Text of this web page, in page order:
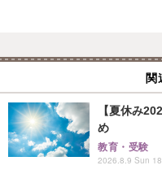
関
【夏休み
め
教育・受験
2026.8.9 Sun